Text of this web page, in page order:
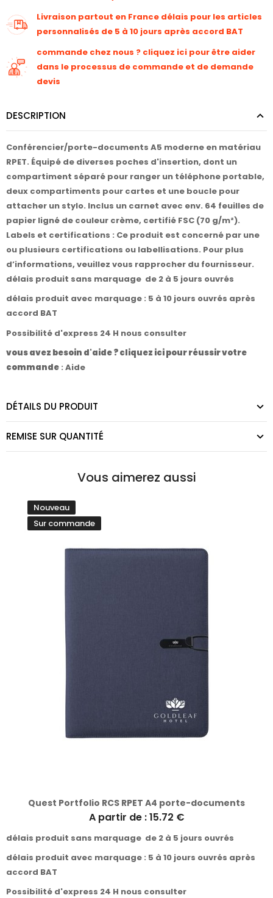
Livraison partout en France délais pour les articles
personnalisés de 5 à 10 jours après accord BAT
commande chez nous ? cliquez ici pour être aider
dans le processus de commande et de demande
devis
DESCRIPTION
Conférencier/porte-documents A5 moderne en matériau
RPET. Équipé de diverses poches d'insertion, dont un
compartiment séparé pour ranger un téléphone portable,
deux compartiments pour cartes et une boucle pour
attacher un stylo. Inclus un carnet avec env. 64 feuilles de
papier ligné de couleur crème, certifié FSC (70 g/m²).
Labels et certifications : Ce produit est concerné par une
ou plusieurs certifications ou labellisations. Pour plus
d’informations, veuillez vous rapprocher du fournisseur.
délais produit sans marquage de 2 à 5 jours ouvrés
délais produit avec marquage : 5 à 10 jours ouvrés après
accord BAT
Possibilité d'express 24 H nous consulter
vous avez besoin d'aide ? cliquez ici pour réussir votre
commande : Aide
DÉTAILS DU PRODUIT
REMISE SUR QUANTITÉ
Vous aimerez aussi
Nouveau
Sur commande
Quest Portfolio RCS RPET A4 porte-documents
A partir de : 15.72 €
délais produit sans marquage de 2 à 5 jours ouvrés
délais produit avec marquage : 5 à 10 jours ouvrés après
accord BAT
Possibilité d'express 24 H nous consulter